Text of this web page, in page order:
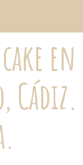
en
Cádiz.